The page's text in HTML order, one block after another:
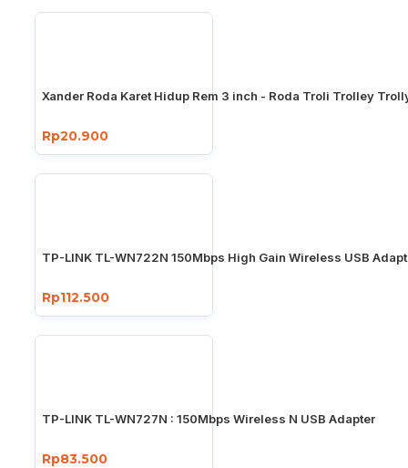
Xander Roda Karet Hidup Rem 3 inch - Roda Troli Trolley
Rp20.900
TP-LINK TL-WN722N 150Mbps High Gain Wireless USB
Rp112.500
TP-LINK TL-WN727N : 150Mbps Wireless N USB Adapter
Rp83.500